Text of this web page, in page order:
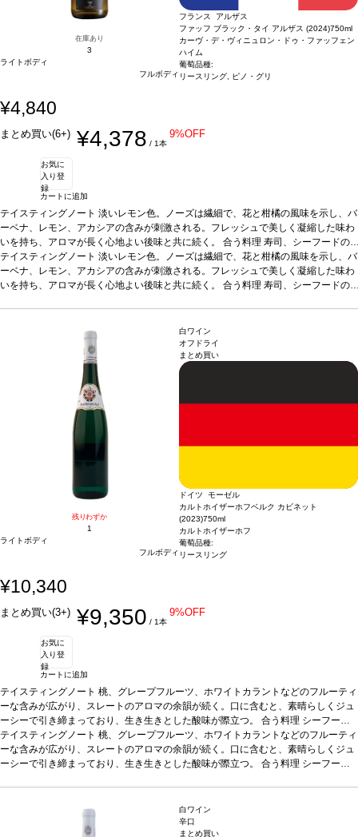
在庫あり
3
ライトボディ
フルボディ
フランス アルザス
ファッフ ブラック・タイ アルザス (2024)750ml
カーヴ・デ・ヴィニュロン・ドゥ・ファッフェン
ハイム
葡萄品種:
リースリング, ピノ・グリ
¥4,840
まとめ買い(6+) ¥4,378 / 1本
9%OFF
お気に
入り登
録
カートに追加
テイスティングノート 淡いレモン色。ノーズは繊細で、花と柑橘の風味を示し、バ
ーベナ、レモン、アカシアの含みが刺激される。フレッシュで美しく凝縮した味わ
いを持ち、アロマが長く心地よい後味と共に続く。 合う料理 寿司、シーフードの
前菜、フレッシュチーズなどと好相性
葡萄品種リースリング、ピノ・グリ*本ヴィ
ンテージが在庫切れの場合、在庫があり価格が同様の場合は自動的に次のヴィンテ
ージに変更されます、ご了承ください。
テイスティングノート 淡いレモン色。ノーズは繊細で、花と柑橘の風味を示し、バ
ーベナ、レモン、アカシアの含みが刺激される。フレッシュで美しく凝縮した味わ
いを持ち、アロマが長く心地よい後味と共に続く。 合う料理 寿司、シーフードの
ージに変更されます、ご了承ください。
残りわずか
1
ライトボディ
フルボディ
白ワイン
オフドライ
まとめ買い
ドイツ モーゼル
カルトホイザーホフベルク カビネット
(2023)750ml
カルトホイザーホフ
葡萄品種:
リースリング
¥10,340
まとめ買い(3+) ¥9,350 / 1本
9%OFF
お気に
入り登
録
カートに追加
テイスティングノート 桃、グレープフルーツ、ホワイトカラントなどのフルーティ
ーな含みが広がり、スレートのアロマの余韻が続く。口に含むと、素晴らしくジュ
ーシーで引き締まっており、生き生きとした酸味が際立つ。 合う料理 シーフー
ド、ローストチキンなどと好相性。葡萄品種リースリング
テイスティングノート 桃、グレープフルーツ、ホワイトカラントなどのフルーティ
ーな含みが広がり、スレートのアロマの余韻が続く。口に含むと、素晴らしくジュ
ーシーで引き締まっており、生き生きとした酸味が際立つ。 合う料理 シーフー
白ワイン
辛口
まとめ買い